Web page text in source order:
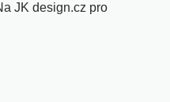
JK design.cz pro